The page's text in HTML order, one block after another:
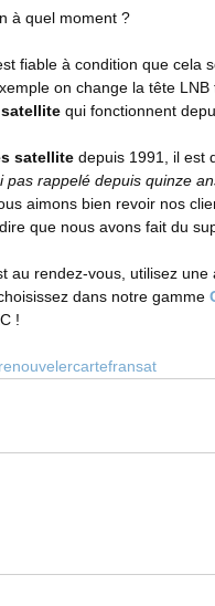
à quel moment ?
fiable à condition que cela
on change la tête
qui fonctionnent
satellite depuis 1991, il est
pas rappelé depuis quinze
aimons bien revoir nos
que nous avons fait du
au rendez-vous, utilisez
dans notre gamme
!